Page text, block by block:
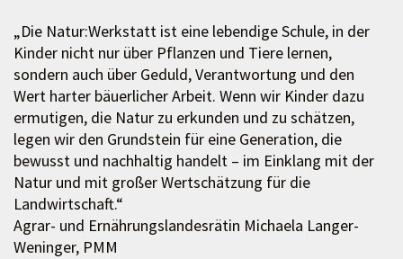
„Die Natur:Werkstatt ist eine lebendige Schule, in der
Kinder nicht nur über Pflanzen und Tiere lernen,
sondern auch über Geduld, Verantwortung und den
Wert harter bäuerlicher Arbeit. Wenn wir Kinder dazu
ermutigen, die Natur zu erkunden und zu schätzen,
legen wir den Grundstein für eine Generation, die
bewusst und nachhaltig handelt – im Einklang mit der
Natur und mit großer Wertschätzung für die
Landwirtschaft.“
Agrar- und Ernährungslandesrätin Michaela Langer-
Weninger, PMM